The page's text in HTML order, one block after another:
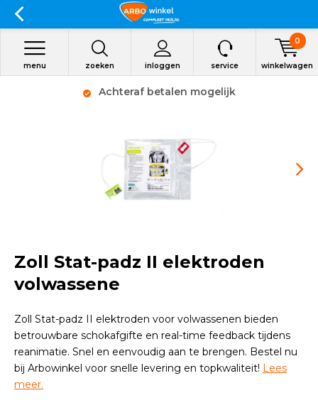
zoeken inloggen
menu service winkelwagen
0
Achteraf betalen mogelijk
Zoll Stat-padz II elektroden
volwassene
Zoll Stat-padz II elektroden voor volwassenen bieden
betrouwbare schokafgifte en real-time feedback tijdens
reanimatie. Snel en eenvoudig aan te brengen. Bestel nu
bij Arbowinkel voor snelle levering en topkwaliteit! Lees
meer.